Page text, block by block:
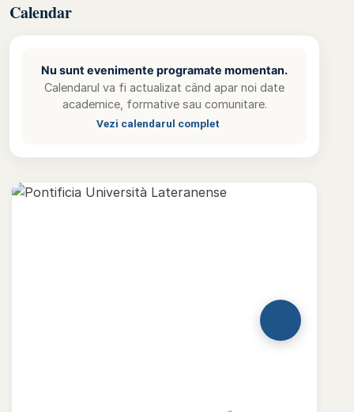
Calendar
Nu sunt evenimente programate momentan.
Calendarul va fi actualizat când apar noi date
academice, formative sau comunitare.
Vezi calendarul complet